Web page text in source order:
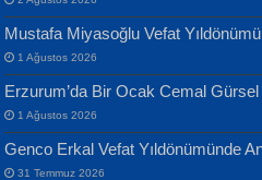
EKREM KARABABA
İsmail Aydos
İnkisar...
Mustafa Miyasoğlu Vefat
1 Ağustos 2026
Erzurum’da Bir Ocak Cemal
1 Ağustos 2026
Genco Erkal Vefat Yıldönümünde
31 Temmuz 2026